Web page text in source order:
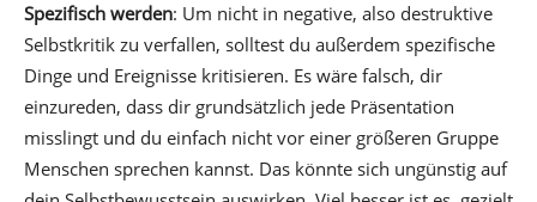
Spezifisch werden: Um nicht in negative, also destruktive
Selbstkritik zu verfallen, solltest du außerdem spezifische
Dinge und Ereignisse kritisieren. Es wäre falsch, dir
einzureden, dass dir grundsätzlich jede Präsentation
misslingt und du einfach nicht vor einer größeren Gruppe
Menschen sprechen kannst. Das könnte sich ungünstig auf